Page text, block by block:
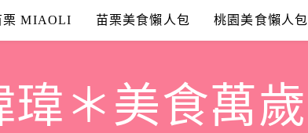
栗 MIAOLI 苗栗美食懶人包 桃園美食懶人包
瑋＊美食萬歲